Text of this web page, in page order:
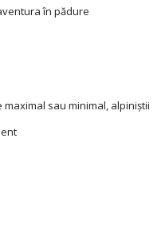
în pădure
sau minimal, alpiniștii